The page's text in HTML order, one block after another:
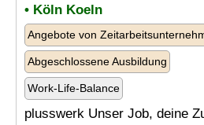
• Köln Koeln
Angebote von
Abgeschlossene Ausbildung
Work-Life-Balance
plusswerk Unser Job, deine